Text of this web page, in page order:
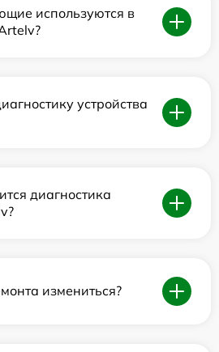
используются в
устройства
диагностика
измениться?